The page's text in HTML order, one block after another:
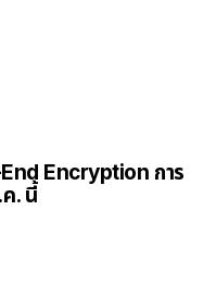
Encryption การ
. นี้